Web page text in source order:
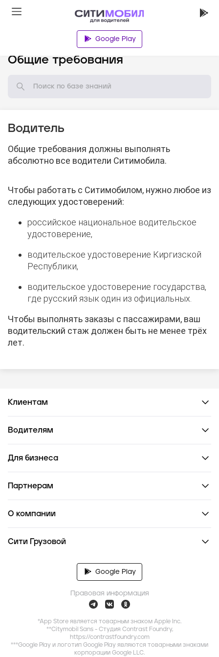
Google Play
Общие требования
Водитель
Общие требования должны выполнять
абсолютно все водители Ситимобила.
Чтобы работать с Ситимобилом, нужно любое из
следующих удостоверений:
российское национальное водительское
удостоверение,
водительское удостоверение Киргизской
Республики,
водительское удостоверение государства,
где русский язык один из официальных.
Чтобы выполнять заказы с пассажирами, ваш
водительский стаж должен быть не менее трёх
лет.
Клиентам
Водителям
Для бизнеса
Партнерам
О компании
Сити Грузовой
Google Play
Правовая информация
*App Store является товарным знаком Apple Inc.
**Citymobil Sans - Студия Contrast Foundry,
https://contrastfoundry.com
***Google Play и логотип Google Play являются товарными знаками
корпорации Google LLC.